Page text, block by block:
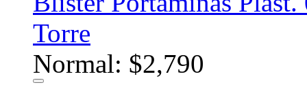
Torre
Normal: $2,790